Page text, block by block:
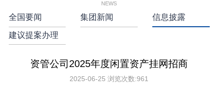
NEWS
全国要闻 集团新闻
信息披露
建议提案办理
资管公司2025年度闲置资产挂网招商
2025-06-25 浏览次数:961